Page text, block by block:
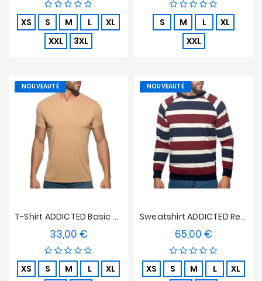
XS S M L
XL
XXL
3XL
S M L
XL
XXL
T-Shirt ADDICTED Basic V-Neck - Beige
33,00 €Prix
XS S M L
XL
NOUVEAUTÉ
Sweatshirt ADDICTED Retro Stripes - Rouge
65,00 €
XS S M L
XL
NOUVEAUTÉ